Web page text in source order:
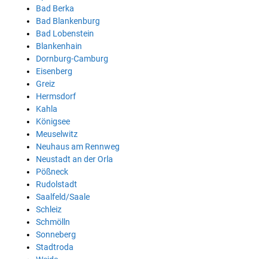
Bad Berka
Bad Blankenburg
Bad Lobenstein
Blankenhain
Dornburg-Camburg
Eisenberg
Greiz
Hermsdorf
Kahla
Königsee
Meuselwitz
Neuhaus am Rennweg
Neustadt an der Orla
Pößneck
Rudolstadt
Saalfeld/Saale
Schleiz
Schmölln
Sonneberg
Stadtroda